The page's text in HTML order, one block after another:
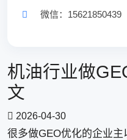
微信：15621850439
机油行业做
文
2026-04-30
很多做GEO优化的企业